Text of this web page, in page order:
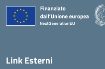
Link Esterni